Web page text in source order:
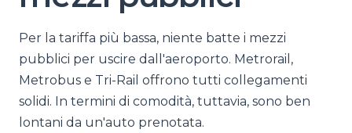
Per la tariffa più bassa, niente batte i mezzi
pubblici per uscire dall'aeroporto. Metrorail,
Metrobus e Tri-Rail offrono tutti collegamenti
solidi. In termini di comodità, tuttavia, sono ben
lontani da un'auto prenotata.